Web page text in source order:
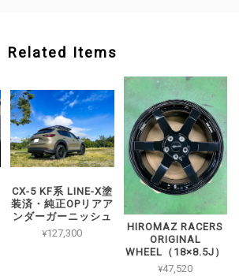
Related Items
CX-5 KF系 LINE-X塗
装済・純正OPリアア
ンダーガーニッシュ
¥127,300
HIROMAZ RACERS
ORIGINAL
WHEEL（18×8.5J）
¥47,520